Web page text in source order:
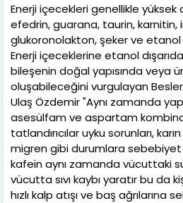
Enerji içecekleri genellikle
efedrin, guarana, taurin, karnitin,
glukoronolakton, şeker ve etanol
Enerji içeceklerine etanol
bileşenin doğal yapısında veya
oluşabileceğini vurgulayan
Ulaş Özdemir "Aynı zamanda
asesülfam ve aspartam
tatlandırıcılar uyku sorunları,
migren gibi durumlara
kafein aynı zamanda vücuttaki
vücutta sıvı kaybı yaratır bu da
hızlı kalp atışı ve baş ağrılarına